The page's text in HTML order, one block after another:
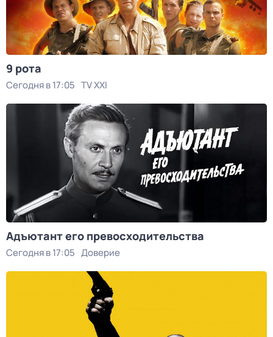
9 рота
Сегодня в 17:05 TV XXI
Адъютант его превосходительства
Сегодня в 17:05 Доверие